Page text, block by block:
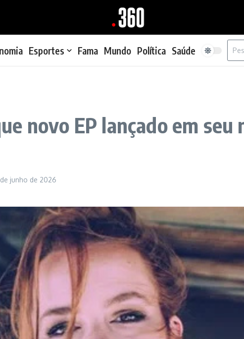
Esportes Fama Mundo Política Saúde
novo EP lançado em seu
de junho de 2026